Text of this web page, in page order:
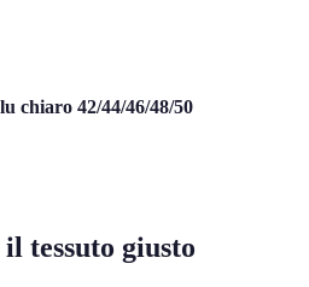
chiaro 42/44/46/48/50
tessuto giusto